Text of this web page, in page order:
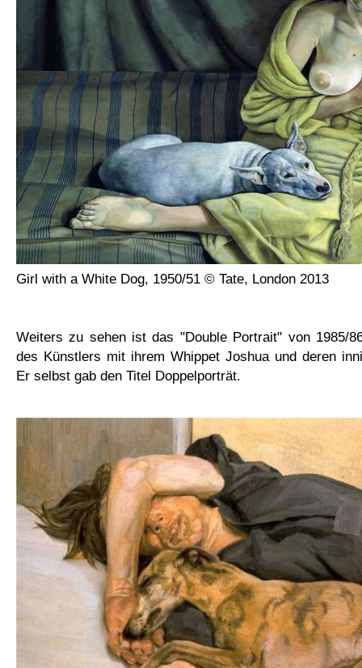
Girl with a White Dog, 1950/51 © Tate, London 2013
Weiters zu sehen ist das "Double Portrait" von 1985/
des Künstlers mit ihrem Whippet Joshua und deren
Er selbst gab den Titel Doppelporträt.